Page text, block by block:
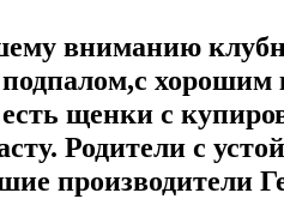
вниманию
хорошим
щенки с
Родители с
производители